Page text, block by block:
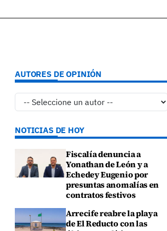
AUTORES DE OPINIÓN
NOTICIAS DE HOY
Fiscalía denuncia a
Yonathan de León y a
Echedey Eugenio por
presuntas anomalías en
contratos festivos
Arrecife reabre la playa
de El Reducto con las